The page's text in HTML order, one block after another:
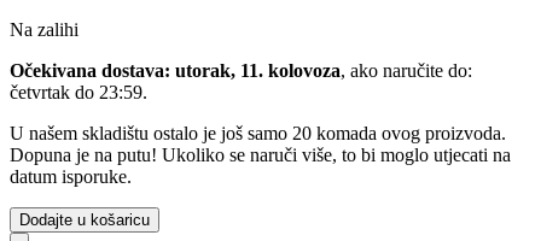
Na zalihi
Očekivana dostava: utorak, 11. kolovoza, ako naručite do:
četvrtak do 23:59.
U našem skladištu ostalo je još samo 20 komada ovog proizvoda.
Dopuna je na putu! Ukoliko se naruči više, to bi moglo utjecati na
datum isporuke.
Dodajte u košaricu